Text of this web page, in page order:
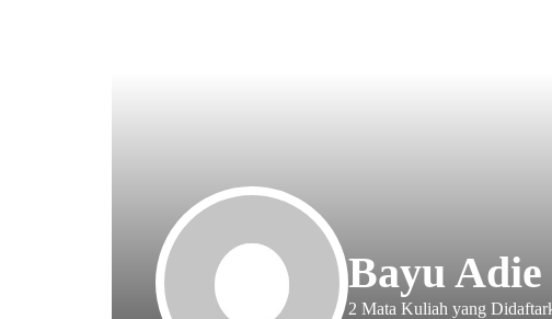
Bayu
2 Mata Kuliah yang